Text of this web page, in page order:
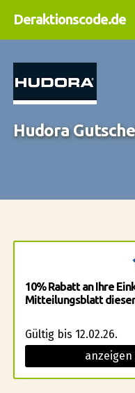
Deraktionscode.de
Hudora
10% Rabatt an Ihre
Mitteilungsblatt
Gültig bis 12.02.26.
anzeigen